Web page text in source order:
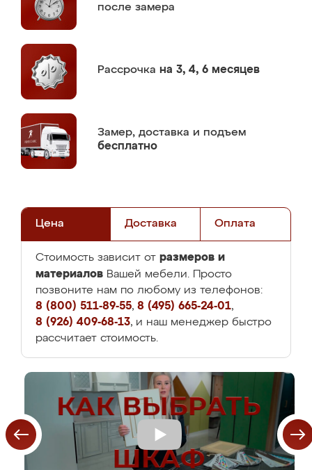
после замера
Рассрочка на 3, 4, 6 месяцев
Замер, доставка и подъем
бесплатно
Цена Доставка Оплата
Стоимость зависит от размеров и
материалов Вашей мебели. Просто
позвоните нам по любому из телефонов:
8 (800) 511-89-55, 8 (495) 665-24-01,
8 (926) 409-68-13, и наш менеджер быстро
рассчитает стоимость.